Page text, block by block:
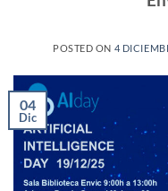
POSTED ON 4
04
Dic